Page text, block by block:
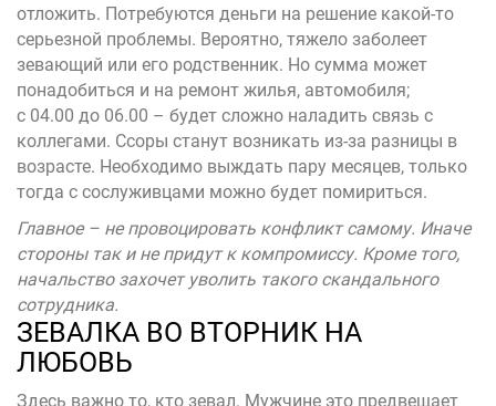
отложить. Потребуются деньги на решение какой-то
серьезной проблемы. Вероятно, тяжело заболеет
зевающий или его родственник. Но сумма может
понадобиться и на ремонт жилья, автомобиля;
с 04.00 до 06.00 – будет сложно наладить связь с
коллегами. Ссоры станут возникать из-за разницы в
возрасте. Необходимо выждать пару месяцев, только
тогда с сослуживцами можно будет помириться.
Главное – не провоцировать конфликт самому. Иначе
стороны так и не придут к компромиссу. Кроме того,
начальство захочет уволить такого скандального
сотрудника.
ЗЕВАЛКА ВО ВТОРНИК НА
ЛЮБОВЬ
Здесь важно то, кто зевал. Мужчине это предвещает